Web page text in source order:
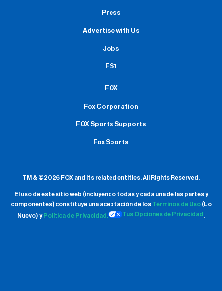
Press
Advertise with Us
Jobs
FS1
FOX
Fox Corporation
FOX Sports Supports
Fox Sports
TM & ©2026 FOX and its related entities.All Rights Reserved.
El uso de este sitio web (incluyendo todas y cada una de las partes y
componentes) constituye una aceptación de los Términos de Uso(Lo
Nuevo) y Política de Privacidad. Tus Opciones de Privacidad .